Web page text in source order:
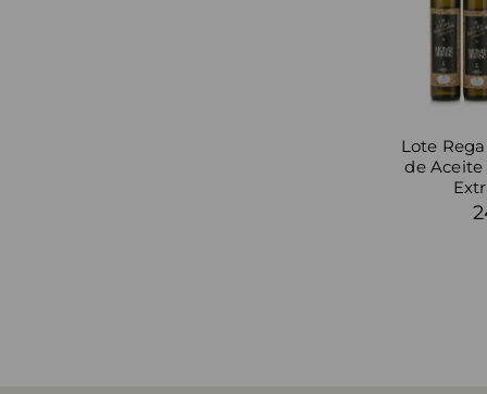
Lote
de Aceite